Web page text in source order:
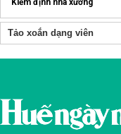
Kiểm định nhà xưởng
Tảo xoắn dạng viên